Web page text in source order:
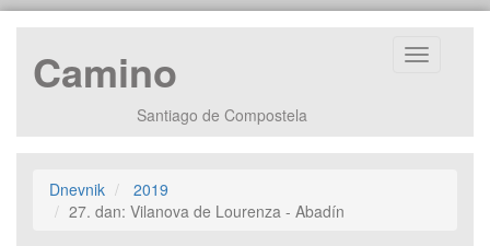
Camino
Santiago de Compostela
Prikaži
Dnevnik
2019
27. dan: Vilanova de Lourenza - Abadín